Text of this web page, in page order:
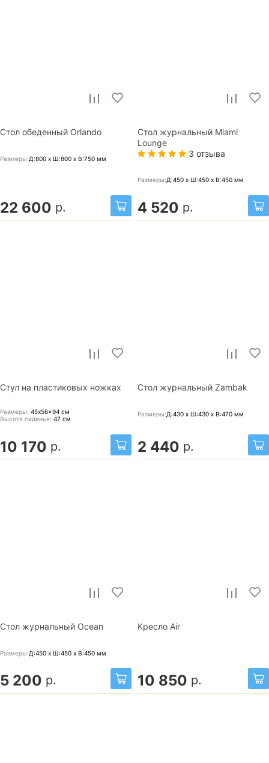
Стол обеденный Orlando
Размеры:Д:800 x Ш:800 x В:750 мм
22 600 р.
Стол журнальный Miami
Lounge
3 отзыва
Размеры:Д:450 x Ш:450 x В:450 мм
4 520 р.
Стул на пластиковых ножках
Размеры: 45x56x94 см
Высота сиденья: 47 см
10 170 р.
Стол журнальный Zambak
Размеры:Д:430 x Ш:430 x В:470 мм
2 440 р.
Стол журнальный Ocean
Размеры:Д:450 x Ш:450 x В:450 мм
5 200 р.
Кресло Air
10 850 р.